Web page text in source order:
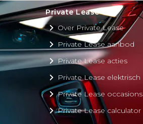
Private Lease
Over Private Lease
Private Lease aanbod
Private Lease acties
Private Lease elektrisch
Private Lease occasions
Private Lease calculator